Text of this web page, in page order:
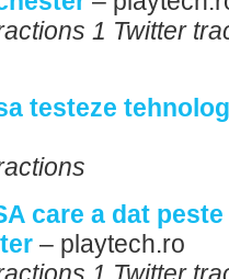
1 Twitter
testeze
care a dat
– playtech.ro